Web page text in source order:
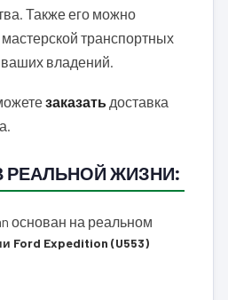
Также его можно
транспортных
владений.
заказать доставка
В РЕАЛЬНОЙ ЖИЗНИ:
основан на реальном
Ford Expedition (U553)